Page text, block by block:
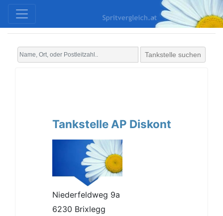
Tankstelle suchen
Tankstelle AP Diskont
Niederfeldweg 9a
6230 Brixlegg